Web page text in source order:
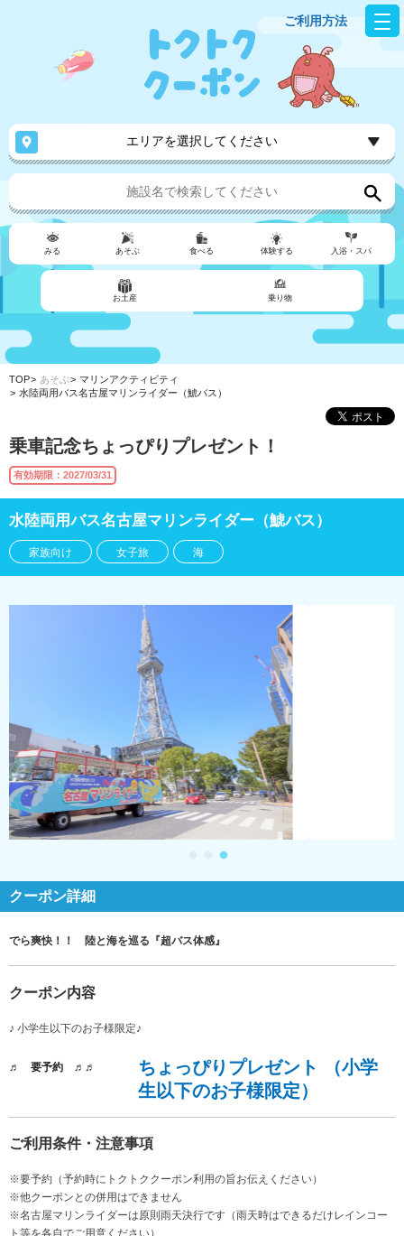
ご利用方法
エリアを選択してください
みる あそぶ 食べる 体験する 入浴・スパ
お土産 乗り物
TOP あそぶ
マリンアクティビティ
水陸両用バス名古屋マリンライダー（鯱バス）
乗車記念ちょっぴりプレゼント！
有効期限：2027/03/31
水陸両用バス名古屋マリンライダー（鯱バス）
家族向け 女子旅 海
クーポン詳細
でら爽快！！ 陸と海を巡る『超バス体感』
クーポン内容
♪ 小学生以下のお子様限定♪
♬ 要予約 ♬♬
ちょっぴりプレゼント （小学
生以下のお子様限定）
ご利用条件・注意事項
※要予約（予約時にトクトククーポン利用の旨お伝えください）
※他クーポンとの併用はできません
※名古屋マリンライダーは原則雨天決行です（雨天時はできるだけレインコー
ト等を各自でご用意ください）